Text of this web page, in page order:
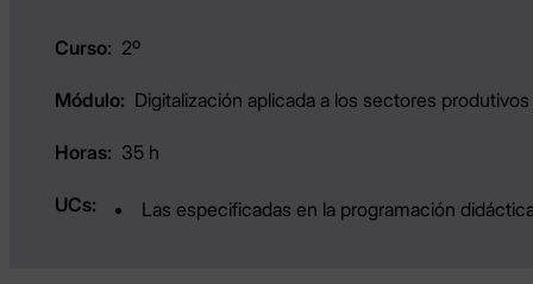
2º
Digitalización aplicada a los sectores produtivos
35 h
Las especificadas en la programación